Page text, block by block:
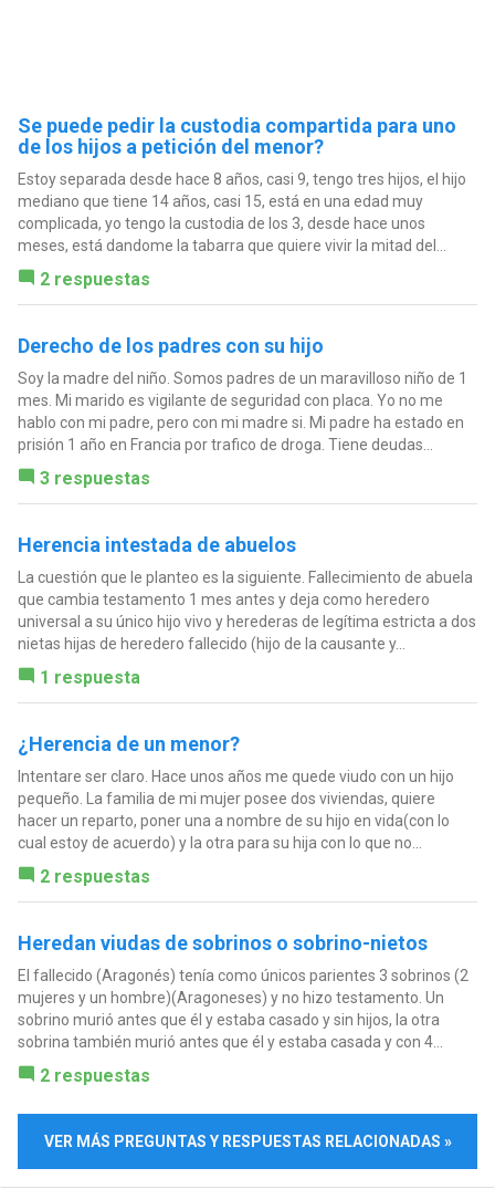
Se puede pedir la custodia compartida para uno
de los hijos a petición del menor?
Estoy separada desde hace 8 años, casi 9, tengo tres hijos, el hijo
mediano que tiene 14 años, casi 15, está en una edad muy
complicada, yo tengo la custodia de los 3, desde hace unos
meses, está dandome la tabarra que quiere vivir la mitad del...
2 respuestas
Derecho de los padres con su hijo
Soy la madre del niño. Somos padres de un maravilloso niño de 1
mes. Mi marido es vigilante de seguridad con placa. Yo no me
hablo con mi padre, pero con mi madre si. Mi padre ha estado en
prisión 1 año en Francia por trafico de droga. Tiene deudas...
3 respuestas
Herencia intestada de abuelos
La cuestión que le planteo es la siguiente. Fallecimiento de abuela
que cambia testamento 1 mes antes y deja como heredero
universal a su único hijo vivo y herederas de legítima estricta a dos
nietas hijas de heredero fallecido (hijo de la causante y...
1 respuesta
¿Herencia de un menor?
Intentare ser claro. Hace unos años me quede viudo con un hijo
pequeño. La familia de mi mujer posee dos viviendas, quiere
hacer un reparto, poner una a nombre de su hijo en vida(con lo
cual estoy de acuerdo) y la otra para su hija con lo que no...
2 respuestas
Heredan viudas de sobrinos o sobrino-nietos
El fallecido (Aragonés) tenía como únicos parientes 3 sobrinos (2
mujeres y un hombre)(Aragoneses) y no hizo testamento. Un
sobrino murió antes que él y estaba casado y sin hijos, la otra
sobrina también murió antes que él y estaba casada y con 4...
2 respuestas
VER MÁS PREGUNTAS Y RESPUESTAS RELACIONADAS »